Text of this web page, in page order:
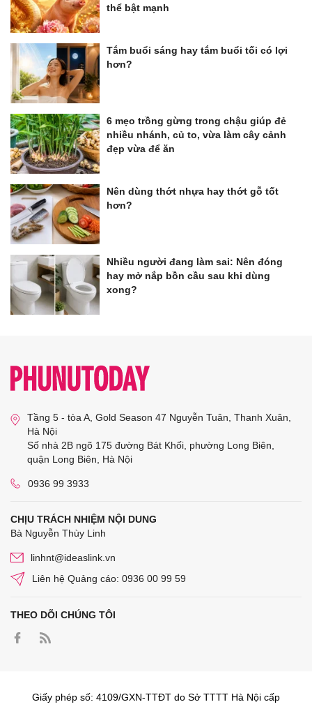
thể bật mạnh
Tắm buổi sáng hay tắm buổi tối có lợi
hơn?
6 mẹo trồng gừng trong chậu giúp đẻ
nhiều nhánh, củ to, vừa làm cây cảnh
đẹp vừa để ăn
Nên dùng thớt nhựa hay thớt gỗ tốt
hơn?
Nhiều người đang làm sai: Nên đóng
hay mở nắp bồn cầu sau khi dùng
xong?
Tầng 5 - tòa A, Gold Season 47 Nguyễn Tuân, Thanh Xuân,
Hà Nội
Số nhà 2B ngõ 175 đường Bát Khối, phường Long Biên,
quận Long Biên, Hà Nội
0936 99 3933
CHỊU TRÁCH NHIỆM NỘI DUNG
Bà Nguyễn Thùy Linh
linhnt@ideaslink.vn
Liên hệ Quảng cáo: 0936 00 99 59
THEO DÕI CHÚNG TÔI
Giấy phép số: 4109/GXN-TTĐT do Sở TTTT Hà Nội cấp